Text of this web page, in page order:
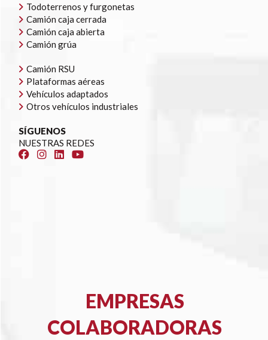
Todoterrenos y furgonetas
Camión caja cerrada
Camión caja abierta
Camión grúa
Camión RSU
Plataformas aéreas
Vehículos adaptados
Otros vehículos industriales
SÍGUENOS
NUESTRAS REDES
EMPRESAS
COLABORADORAS